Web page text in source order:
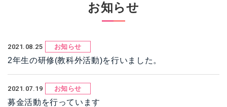
お知らせ
2021.08.25 お知らせ
2年生の研修(教科外活動)を行いました。
2021.07.19 お知らせ
募金活動を行っています